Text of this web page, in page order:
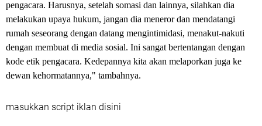
pengacara. Harusnya, setelah somasi dan lainnya, silahkan dia
melakukan upaya hukum, jangan dia meneror dan mendatangi
rumah seseorang dengan datang mengintimidasi, menakut-nakuti
dengan membuat di media sosial. Ini sangat bertentangan dengan
kode etik pengacara. Kedepannya kita akan melaporkan juga ke
dewan kehormatannya," tambahnya.
masukkan script iklan disini